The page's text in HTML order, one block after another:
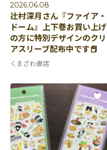
2026.06.08
辻村深月さん『ファイア・
ドーム』上下巻お買い上げ
の方に特別デザインのクリ
アスリーブ配布中です📕
くまざわ書店